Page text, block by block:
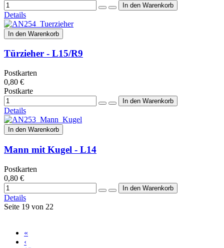
Details
In den Warenkorb
Türzieher - L15/R9
Postkarten
0,80 €
Postkarte
Details
In den Warenkorb
Mann mit Kugel - L14
Postkarten
0,80 €
Details
Seite 19 von 22
«
‹